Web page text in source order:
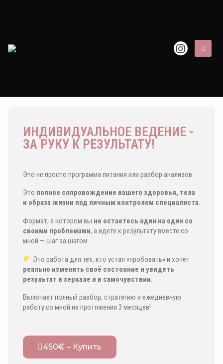
ИНДИВИДУАЛЬНОЕ ВЕДЕНИЕ -
ЗА РУКУ К РЕЗУЛЬТАТУ!
Это не просто программа питания или разбор анализов.
Это полное сопровождение вашего здоровья, тела
и образа жизни под личным контролем специалиста.
Формат, в котором вы не остаетесь один на один со
своими проблемами, а идете к результату вместе со
мной — шаг за шагом.
Это работа для тех, кто устал «пробовать» и хочет
реально изменить своё состояние и увидеть
результат в зеркале и в самочувствии.
Включает полный разбор, стратегию и ежедневную
работу со мной на протяжении 3 месяцев!
450€ – Купить